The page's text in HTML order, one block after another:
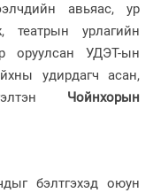
авьяас, ур
театрын урлагийн
оруулсан УДЭТ-ын
удирдагч асан,
Чойнхорын
бэлтгэхэд оюун